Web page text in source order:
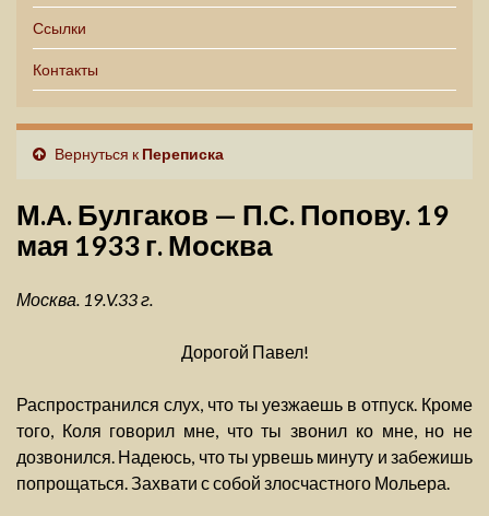
Ссылки
Контакты
Вернуться к Переписка
М.А. Булгаков — П.С. Попову. 19
мая 1933 г. Москва
Москва. 19.V.33 г.
Дорогой Павел!
Распространился слух, что ты уезжаешь в отпуск. Кроме
того, Коля говорил мне, что ты звонил ко мне, но не
дозвонился. Надеюсь, что ты урвешь минуту и забежишь
попрощаться. Захвати с собой злосчастного Мольера.